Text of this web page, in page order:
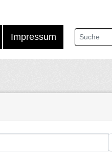
Impressum